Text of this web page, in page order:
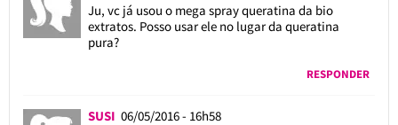
Ju, vc já usou o mega spray queratina da bio
extratos. Posso usar ele no lugar da queratina
pura?
RESPONDER
SUSI 06/05/2016 - 16h58